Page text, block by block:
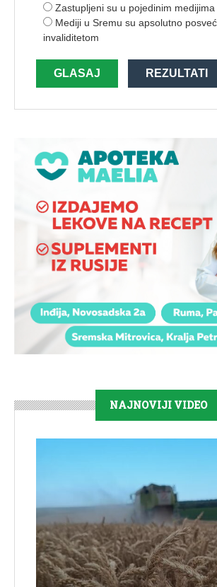
Zastupljeni su u pojedinim medijima
Mediji u Sremu su apsolutno
invaliditetom
GLASAJ REZULTATI
NAJNOVIJI VIDEO